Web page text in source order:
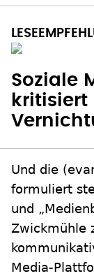
Soziale
kritisiert
Und die
formuliert
und
Zwickmühle
Media-